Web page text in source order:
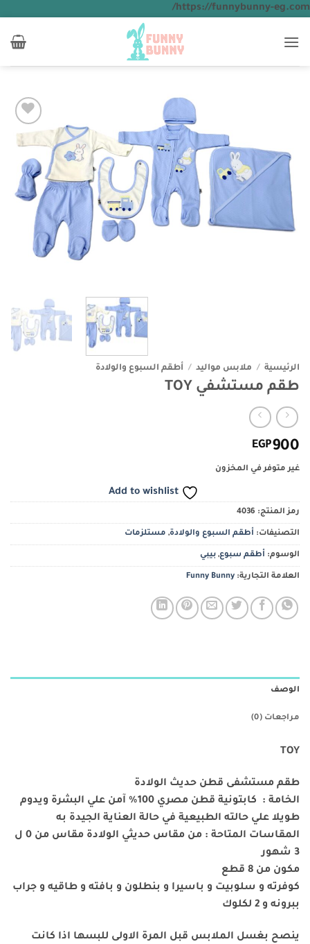
https://funnybunny-eg.com/ تخطي
للمحتوى
wishlist
الرئيسية / ملابس مواليد / أطقم السبوع والولادة
طقم مستشفي TOY
EGP900
غير متوفر في المخزون
Add to wishlist
رمز المنتج: 4036
التصنيفات: أطقم السبوع والولادة, مستلزمات
الوسوم: أطقم سبوع, بيبي
العلامة التجارية: Funny Bunny
الوصف
مراجعات (0)
TOY
طقم مستشفى قطن حديث الولادة
الخامة : كابتونية قطن مصري 100% آمن علي البشرة ويدوم
طويلا علي حالته الطبيعية في حالة العناية الجيدة به
المقاسات المتاحة : من مقاس حديثي الولادة مقاس من 0 ل
3 شهور
مكون من 8 قطع
كوفرته و سلوبيت و باسيرا و بنطلون و بافته و طاقيه و جراب
ببرونه و 2 لكلوك
ينصح بغسل الملابس قبل المرة الاولى للبسها اذا كانت